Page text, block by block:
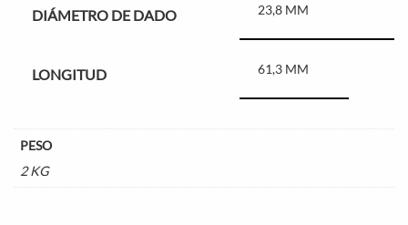
DIÁMETRO DE DADO 23,8 MM
LONGITUD 61,3 MM
PESO
2 KG